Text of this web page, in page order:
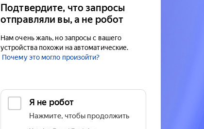
Подтвердите, что запросы
отправляли вы, а не робот
Нам очень жаль, но запросы с вашего
устройства похожи на автоматические.
Почему это могло произойти?